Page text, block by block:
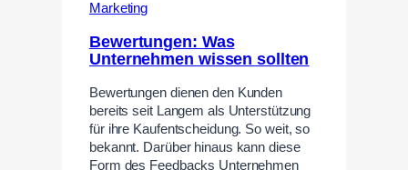
Marketing
Bewertungen: Was
Unternehmen wissen sollten
Bewertungen dienen den Kunden
bereits seit Langem als Unterstützung
für ihre Kaufentscheidung. So weit, so
bekannt. Darüber hinaus kann diese
Form des Feedbacks Unternehmen